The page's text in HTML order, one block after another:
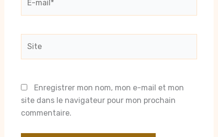
mail*
Enregistrer mon nom, mon e-mail et mon
site dans le navigateur pour mon prochain
commentaire.